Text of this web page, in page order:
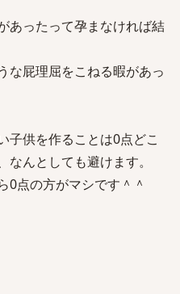
あったって孕まなければ結
な屁理屈をこねる暇があっ
子供を作ることは0点どこ
んとしても避けます。
0点の方がマシです＾＾